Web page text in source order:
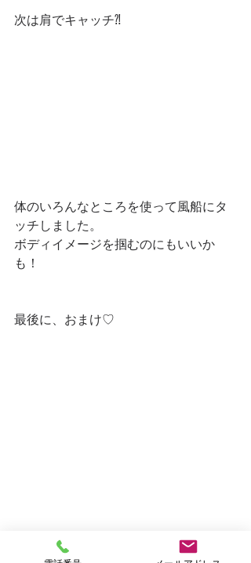
次は肩でキャッチ⁈
体のいろんなところを使って風船にタ
ッチしました。
ボディイメージを掴むのにもいいか
も！
最後に、おまけ♡